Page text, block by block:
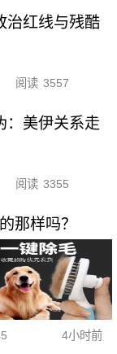
治红线与残酷
阅读 3557
：美伊关系走
阅读 3355
那样吗？
4小时前